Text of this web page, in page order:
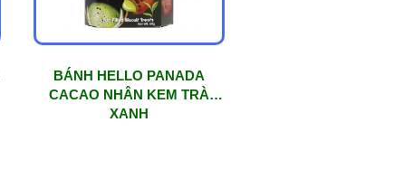
BÁNH HELLO PANADA
CACAO NHÂN KEM TRÀ
XANH